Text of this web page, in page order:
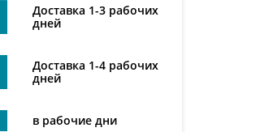
Доставка 1-3 рабочих
дней
Доставка 1-4 рабочих
дней
в рабочие дни